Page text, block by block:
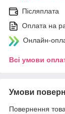
Післяплата
Оплата на
Онлайн-
Всі умови
Умови
Повернення